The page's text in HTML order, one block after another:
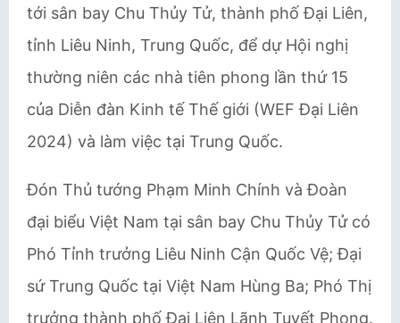
tới sân bay Chu Thủy Tử, thành phố Đại Liên,
tỉnh Liêu Ninh, Trung Quốc, để dự Hội nghị
thường niên các nhà tiên phong lần thứ 15
của Diễn đàn Kinh tế Thế giới (WEF Đại Liên
2024) và làm việc tại Trung Quốc.
Đón Thủ tướng Phạm Minh Chính và Đoàn
đại biểu Việt Nam tại sân bay Chu Thủy Tử có
Phó Tỉnh trưởng Liêu Ninh Cận Quốc Vệ; Đại
sứ Trung Quốc tại Việt Nam Hùng Ba; Phó Thị
trưởng thành phố Đại Liên Lãnh Tuyết Phong.